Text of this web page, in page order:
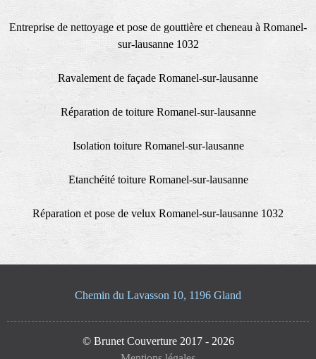
Entreprise de nettoyage et pose de gouttière et cheneau à Romanel-
sur-lausanne 1032
Ravalement de façade Romanel-sur-lausanne
Réparation de toiture Romanel-sur-lausanne
Isolation toiture Romanel-sur-lausanne
Etanchéité toiture Romanel-sur-lausanne
Réparation et pose de velux Romanel-sur-lausanne 1032
Chemin du Lavasson 10, 1196 Gland
© Brunet Couverture 2017 - 2026